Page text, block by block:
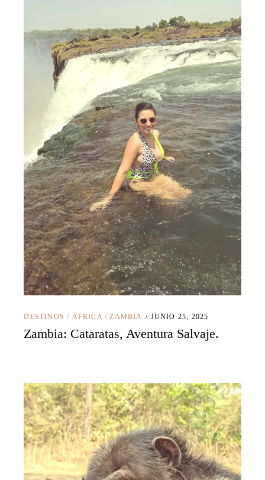
DESTINOS / ÁFRICA / ZAMBIA JUNIO 25, 2025
Zambia: Cataratas, Aventura Salvaje.